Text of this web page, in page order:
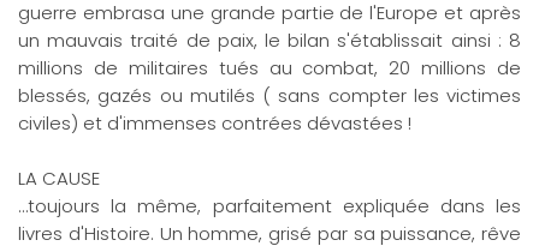
guerre embrasa une grande partie de l'Europe et après
un mauvais traité de paix, le bilan s'établissait ainsi : 8
millions de militaires tués au combat, 20 millions de
blessés, gazés ou mutilés ( sans compter les victimes
civiles) et d'immenses contrées dévastées !
LA CAUSE
…toujours la même, parfaitement expliquée dans les
livres d'Histoire. Un homme, grisé par sa puissance, rêve